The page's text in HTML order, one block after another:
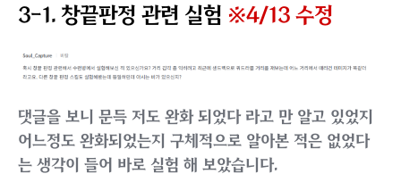
듀얼리스트가 과거부터 똥캐소리를 듣게만든 원흉중 하
나입니다. 듀얼리스트에게는 '창끝 판정' 이라는것이 존
의 창날부분에 맞춰 스킬을 맞추게되면 추가적인 데미지
를 줄 수 있는 기믹입니다.